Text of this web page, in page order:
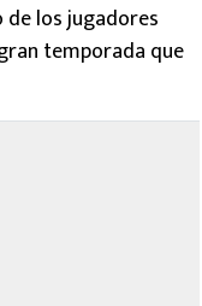
de los jugadores
temporada que